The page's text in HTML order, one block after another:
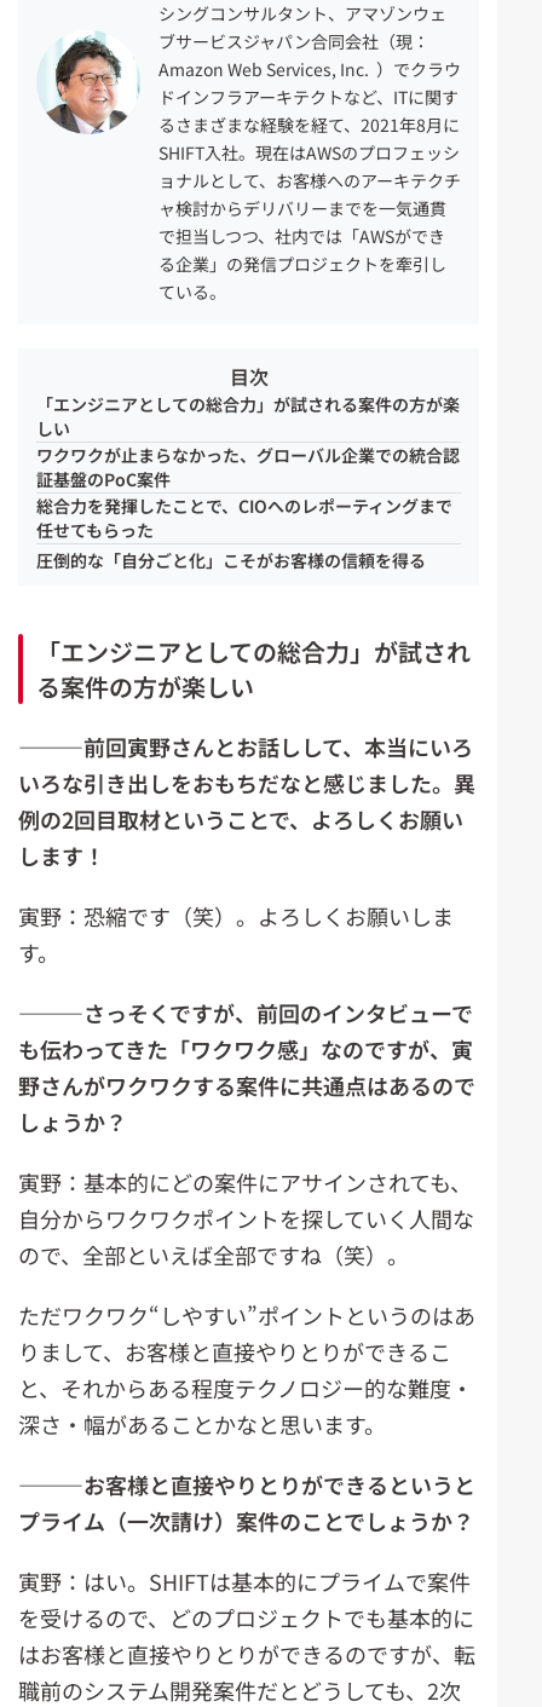
シングコンサルタント、アマゾンウェ
ブサービスジャパン合同会社（現：
Amazon Web Services, Inc. ）でクラウ
ドインフラアーキテクトなど、ITに関す
るさまざまな経験を経て、2021年8月に
SHIFT入社。現在はAWSのプロフェッシ
ョナルとして、お客様へのアーキテクチ
ャ検討からデリバリーまでを一気通貫
で担当しつつ、社内では「AWSができ
る企業」の発信プロジェクトを牽引し
ている。
目次
「エンジニアとしての総合力」が試される案件の方が楽
しい
ワクワクが止まらなかった、グローバル企業での統合認
証基盤のPoC案件
総合力を発揮したことで、CIOへのレポーティングまで
任せてもらった
圧倒的な「自分ごと化」こそがお客様の信頼を得る
「エンジニアとしての総合力」が試され
る案件の方が楽しい
―――前回寅野さんとお話しして、本当にいろ
いろな引き出しをおもちだなと感じました。異
例の2回目取材ということで、よろしくお願い
します！
寅野：恐縮です（笑）。よろしくお願いしま
す。
―――さっそくですが、前回のインタビューで
も伝わってきた「ワクワク感」なのですが、寅
野さんがワクワクする案件に共通点はあるので
しょうか？
寅野：基本的にどの案件にアサインされても、
自分からワクワクポイントを探していく人間な
ので、全部といえば全部ですね（笑）。
ただワクワク“しやすい”ポイントというのはあ
りまして、お客様と直接やりとりができるこ
と、それからある程度テクノロジー的な難度・
深さ・幅があることかなと思います。
―――お客様と直接やりとりができるというと
プライム（一次請け）案件のことでしょうか？
寅野：はい。SHIFTは基本的にプライムで案件
を受けるので、どのプロジェクトでも基本的に
はお客様と直接やりとりができるのですが、転
職前のシステム開発案件だとどうしても、2次